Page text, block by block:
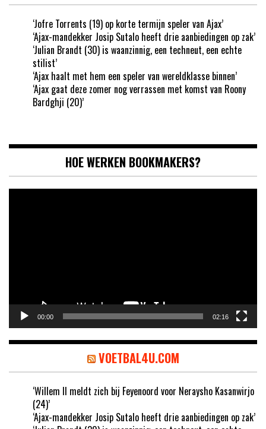
‘Jofre Torrents (19) op korte termijn speler van Ajax’
‘Ajax-mandekker Josip Sutalo heeft drie aanbiedingen op zak’
‘Julian Brandt (30) is waanzinnig, een techneut, een echte
stilist’
‘Ajax haalt met hem een speler van wereldklasse binnen’
‘Ajax gaat deze zomer nog verrassen met komst van Roony
Bardghji (20)’
HOE WERKEN BOOKMAKERS?
00:00 02:16
VOETBAL4U.COM
‘Willem II meldt zich bij Feyenoord voor Neraysho Kasanwirjo
(24)’
‘Ajax-mandekker Josip Sutalo heeft drie aanbiedingen op zak’